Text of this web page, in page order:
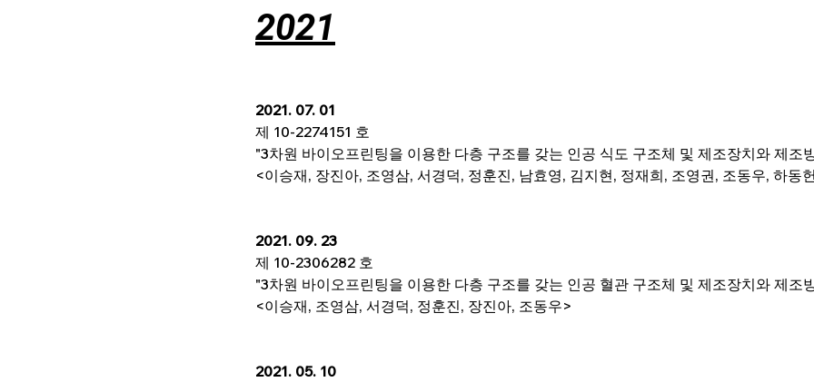
2021
2021. 07. 01
제 10-2274151 호
"3차원 바이오프린팅을 이용한 다층 구조를 갖는 인공 식도 구조체 및 제조장치와 제조
<이승재, 장진아, 조영삼, 서경덕, 정훈진, 남효영, 김지현, 정재희, 조영권, 조동우, 하동
2021. 09. 23
제 10-2306282 호
"3차원 바이오프린팅을 이용한 다층 구조를 갖는 인공 혈관 구조체 및 제조장치와 제조
<이승재, 조영삼, 서경덕, 정훈진, 장진아, 조동우>
2021. 05. 10